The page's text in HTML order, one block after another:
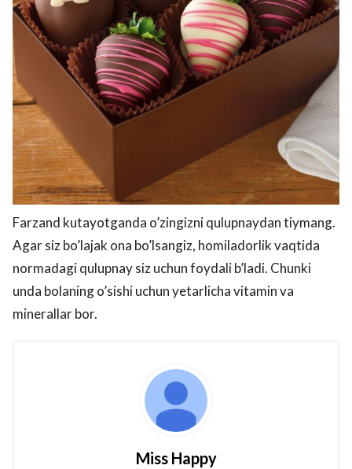
Farzand kutayotganda o’zingizni qulupnaydan tiymang.
Agar siz bo’lajak ona bo’lsangiz, homiladorlik vaqtida
normadagi qulupnay siz uchun foydali b’ladi. Chunki
unda bolaning o’sishi uchun yetarlicha vitamin va
minerallar bor.
Miss Happy